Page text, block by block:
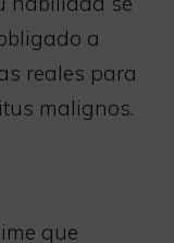
a
reales para
malignos.
que